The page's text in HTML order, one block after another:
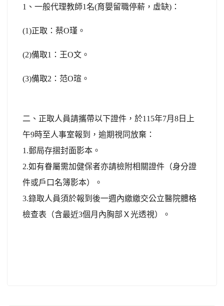
1、一般代理教師1名(育嬰留職停薪，虛缺)：
(1)正取：蔡O瑾。
(2)備取1：王O文。
(3)備取2：范O瑄。
二、正取人員請攜帶以下證件，於115年7月8日上
午9時至人事室報到，逾期視同放棄：
1.郵局存摺封面影本。
2.如有眷屬需加健保者亦請檢附相關證件（身分證
件或戶口名簿影本）。
3.錄取人員須於報到後一週內繳繳交公立醫院體格
檢查表（含最近3個月內胸部Ｘ光透視）。